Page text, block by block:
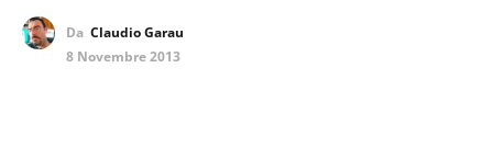
Da Claudio Garau
8 Novembre 2013